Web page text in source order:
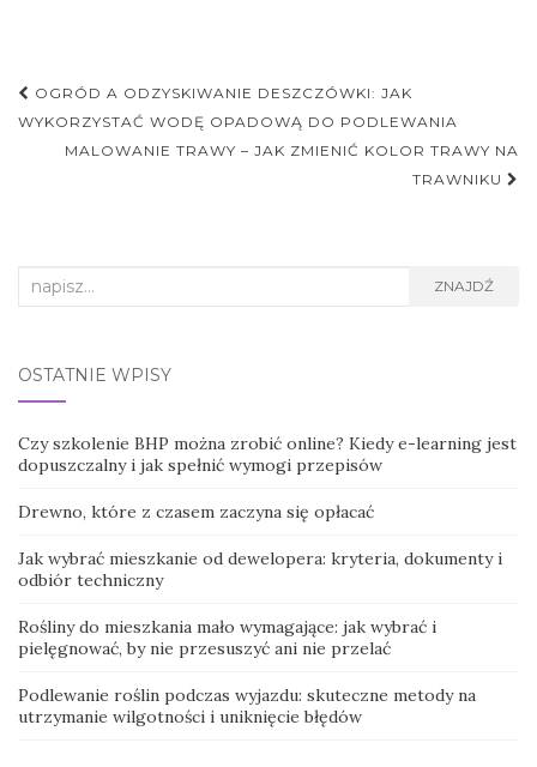
Nawigacja
postu
OGRÓD A ODZYSKIWANIE DESZCZÓWKI: JAK
WYKORZYSTAĆ WODĘ OPADOWĄ DO PODLEWANIA
MALOWANIE TRAWY – JAK ZMIENIĆ KOLOR TRAWY NA
TRAWNIKU
Search
ZNAJDŹ
OSTATNIE WPISY
Czy szkolenie BHP można zrobić online? Kiedy e-learning jest
dopuszczalny i jak spełnić wymogi przepisów
Drewno, które z czasem zaczyna się opłacać
Jak wybrać mieszkanie od dewelopera: kryteria, dokumenty i
odbiór techniczny
Rośliny do mieszkania mało wymagające: jak wybrać i
pielęgnować, by nie przesuszyć ani nie przelać
Podlewanie roślin podczas wyjazdu: skuteczne metody na
utrzymanie wilgotności i uniknięcie błędów